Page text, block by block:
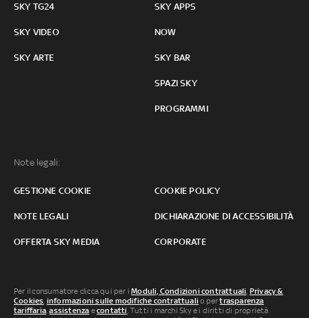
SKY TG24
SKY VIDEO
SKY ARTE
SKY APPS
NOW
SKY BAR
SPAZI SKY
PROGRAMMI
Note legali:
GESTIONE COOKIE COOKIE POLICY
NOTE LEGALI DICHIARAZIONE DI ACCESSIBILITÀ
OFFERTA SKY MEDIA CORPORATE
Per il consumatore clicca qui per iModuli, Condizioni contrattuali Privacy &
Cookies informazioni sulle modifiche contrattuali o pertrasparenza
tariffaria ,assistenza econtatti . Tutti i marchi Sky e i diritti di proprietà